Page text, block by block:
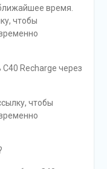
время.
чтобы
Recharge через
чтобы